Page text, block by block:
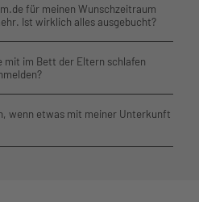
für meinen Wunschzeitraum
Ist wirklich alles ausgebucht?
mit im Bett der Eltern schlafen
wenn etwas mit meiner Unterkunft